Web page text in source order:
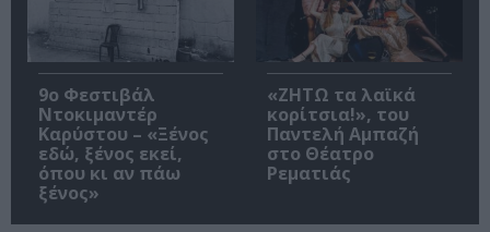
9ο Φεστιβάλ
Ντοκιμαντέρ
Καρύστου – «Ξένος
εδώ, ξένος εκεί,
όπου κι αν πάω
ξένος»
«ΖΗΤΩ τα λαϊκά
κορίτσια!», του
Παντελή Αμπαζή
στο Θέατρο
Ρεματιάς